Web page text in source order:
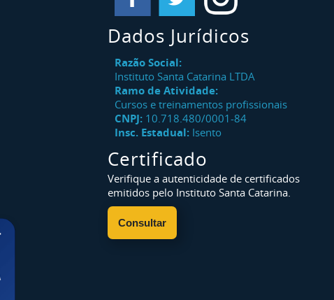
Dados Jurídicos
Razão Social:
Instituto Santa Catarina LTDA
Ramo de Atividade:
Cursos e treinamentos profissionais
CNPJ: 10.718.480/0001-84
Insc. Estadual: Isento
Certificado
Verifique a autenticidade de certificados
emitidos pelo Instituto Santa Catarina.
Consultar